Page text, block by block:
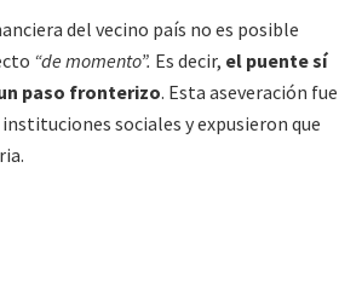
del vecino país no es posible
“de momento”. Es decir, el puente sí
paso fronterizo. Esta aseveración fue
sociales y expusieron que